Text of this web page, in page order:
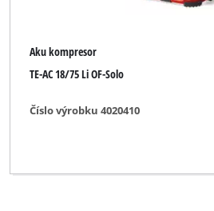
Aku kompresor
TE-AC 18/75 Li OF-Solo
Číslo výrobku 4020410